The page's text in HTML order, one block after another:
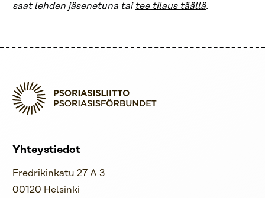
saat lehden jäsenetuna tai tee tilaus täällä.
Yhteystiedot
Fredrikinkatu 27 A 3
00120 Helsinki